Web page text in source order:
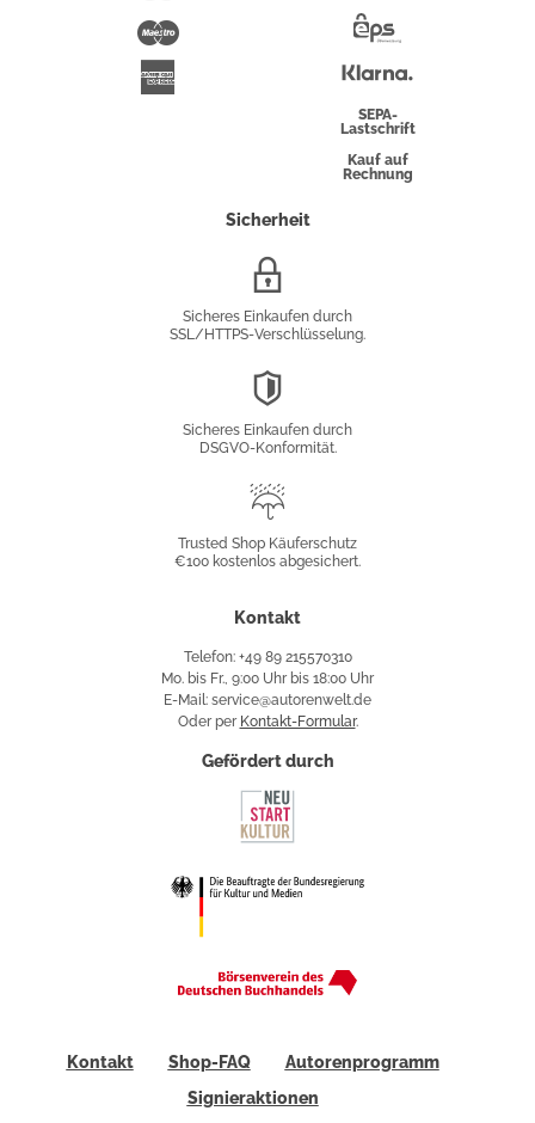
Maestro
Überweisung
SEPA-
Lastschrift
Kauf auf
Rechnung
Sicherheit
Sicheres Einkaufen durch
SSL/HTTPS-Verschlüsselung.
Sicheres Einkaufen durch
DSGVO-Konformität.
Käuferschutz
Trusted Shop Käuferschutz
€100 kostenlos abgesichert.
Kontakt
Telefon: +49 89 215570310
Mo. bis Fr., 9:00 Uhr bis 18:00 Uhr
E-Mail: service@autorenwelt.de
Oder per Kontakt-Formular.
Gefördert durch
Kontakt Shop-FAQ
Autorenprogramm
Signieraktionen